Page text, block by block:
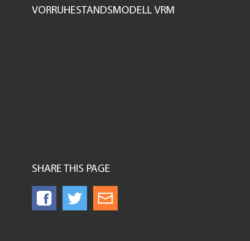
VORRUHESTANDSMODELL VRM
SHARE THIS PAGE